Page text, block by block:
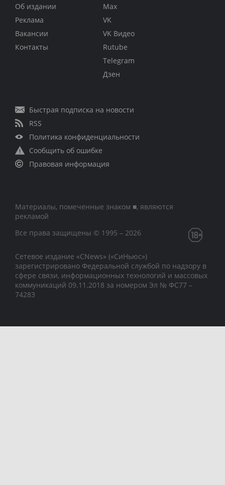
Об издании
Реклама
Вакансии
Контакты
Max
VK
VK Видео
Rutube
Telegram
Дзен
Быстрая подписка на новости
RSS
Политика конфиденциальности
Сообщить об ошибке
Правовая информация
Материалы, помеченные знаком ■, являются
рекламой
Все права защищены © 1995 – 2026
Сетевое издание «CNews» («СиНьюс»)
зарегистрировано Федеральной службой по надзору в
сфере связи, информационных технологий и массовых
коммуникаций 09.11.2018 за номером Эл № ФС77 –
74283